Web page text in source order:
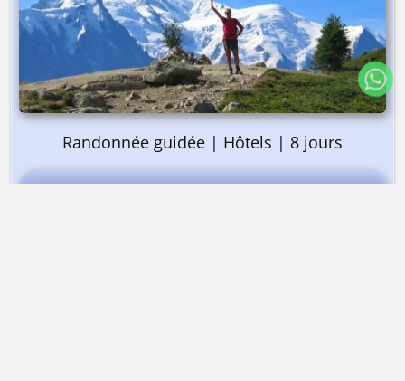
Randonnée guidée | Hôtels | 8 jours